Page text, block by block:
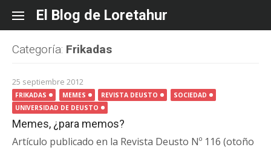
content
El Blog de Loretahur
Categoría: Frikadas
25 septiembre 2012
FRIKADAS MEMES REVISTA DEUSTO
SOCIEDAD
UNIVERSIDAD DE DEUSTO
Memes, ¿para memos?
Artículo publicado en la Revista Deusto Nº 116 (otoño